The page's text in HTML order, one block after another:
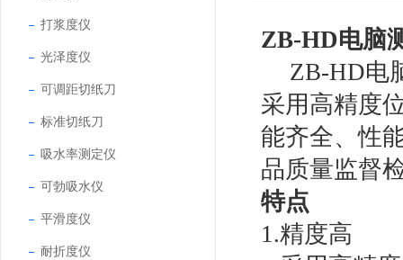
打浆度仪
光泽度仪
可调距切纸刀
标准切纸刀
吸水率测定仪
可勃吸水仪
平滑度仪
耐折度仪
ZB-HD电脑
ZB-HD电
采用高精度
能齐全、性
品质量监督
特点
1.精度高